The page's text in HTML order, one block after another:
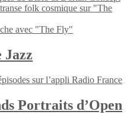
folk cosmique sur "The
avec "The Fly"
Jazz
sur l’appli Radio France
Portraits d’Open